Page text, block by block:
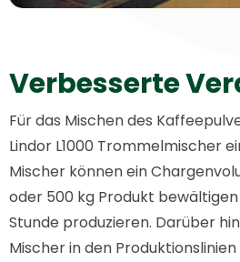
Verbesserte
Für das Mischen des
Lindor L1000 Trommelmischer
Mischer können ein
oder 500 kg Produkt
Stunde produzieren. Darüber
Mischer in den